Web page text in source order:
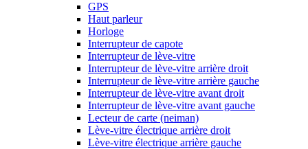
GPS
Haut parleur
Horloge
Interrupteur de capote
Interrupteur de lève-vitre
Interrupteur de lève-vitre arrière droit
Interrupteur de lève-vitre arrière gauche
Interrupteur de lève-vitre avant droit
Interrupteur de lève-vitre avant gauche
Lecteur de carte (neiman)
Lève-vitre électrique arrière droit
Lève-vitre électrique arrière gauche